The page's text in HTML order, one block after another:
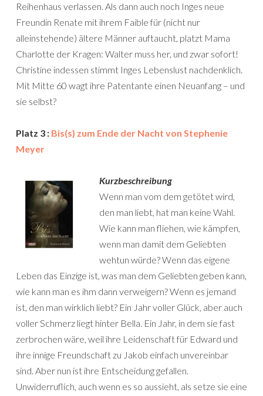
Reihenhaus verlassen. Als dann auch noch Inges neue
Freundin Renate mit ihrem Faible für (nicht nur
alleinstehende) ältere Männer auftaucht, platzt Mama
Charlotte der Kragen: Walter muss her, und zwar sofort!
Christine indessen stimmt Inges Lebenslust nachdenklich.
Mit Mitte 60 wagt ihre Patentante einen Neuanfang – und
sie selbst?
Platz 3 : Bis(s) zum Ende der Nacht von Stephenie
Meyer
Kurzbeschreibung
Wenn man vom dem getötet wird,
den man liebt, hat man keine Wahl.
Wie kann man fliehen, wie kämpfen,
wenn man damit dem Geliebten
wehtun würde? Wenn das eigene
Leben das Einzige ist, was man dem Geliebten geben kann,
wie kann man es ihm dann verweigern? Wenn es jemand
ist, den man wirklich liebt? Ein Jahr voller Glück, aber auch
voller Schmerz liegt hinter Bella. Ein Jahr, in dem sie fast
zerbrochen wäre, weil ihre Leidenschaft für Edward und
ihre innige Freundschaft zu Jakob einfach unvereinbar
sind. Aber nun ist ihre Entscheidung gefallen.
Unwiderruflich, auch wenn es so aussieht, als setze sie eine